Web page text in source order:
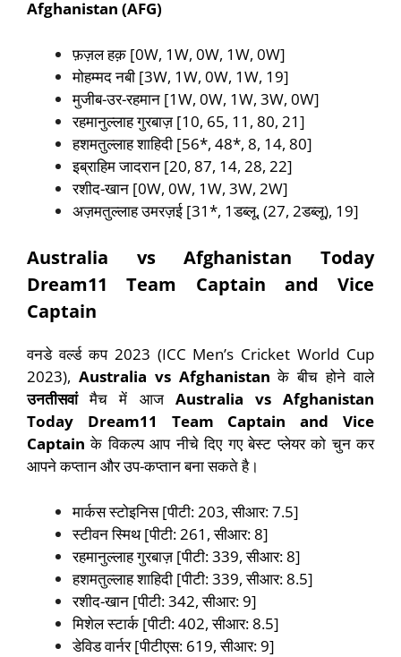
Afghanistan (AFG)
फ़ज़ल हक़ [0W, 1W, 0W, 1W, 0W]
मोहम्मद नबी [3W, 1W, 0W, 1W, 19]
मुजीब-उर-रहमान [1W, 0W, 1W, 3W, 0W]
रहमानुल्लाह गुरबाज़ [10, 65, 11, 80, 21]
हशमतुल्लाह शाहिदी [56*, 48*, 8, 14, 80]
इब्राहिम जादरान [20, 87, 14, 28, 22]
रशीद-खान [0W, 0W, 1W, 3W, 2W]
अज़मतुल्लाह उमरज़ई [31*, 1डब्लू, (27, 2डब्लू), 19]
Australia vs Afghanistan Today
Dream11 Team Captain and Vice
Captain
वनडे वर्ल्ड कप 2023 (ICC Men’s Cricket World Cup
2023), Australia vs Afghanistanके बीच होने वाले
उनतीसवांमैच में आज Australia vs Afghanistan
Today Dream11
Team Captain and Vice
Captain के विकल्प आप नीचे दिए गए बेस्ट प्लेयर को चुन कर
आपने कप्तान और उप-कप्तान बना सकते है।
मार्कस स्टोइनिस [पीटी: 203, सीआर: 7.5]
स्टीवन स्मिथ [पीटी: 261, सीआर: 8]
रहमानुल्लाह गुरबाज़ [पीटी: 339, सीआर: 8]
हशमतुल्लाह शाहिदी [पीटी: 339, सीआर: 8.5]
रशीद-खान [पीटी: 342, सीआर: 9]
मिशेल स्टार्क [पीटी: 402, सीआर: 8.5]
डेविड वार्नर [पीटीएस: 619, सीआर: 9]